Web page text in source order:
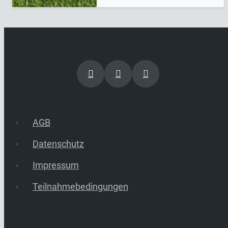
AGB
Datenschutz
Impressum
Teilnahmebedingungen